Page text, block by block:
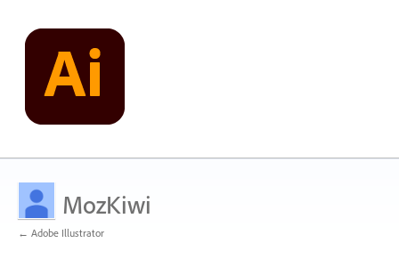
MozKiwi
← Adobe Illustrator